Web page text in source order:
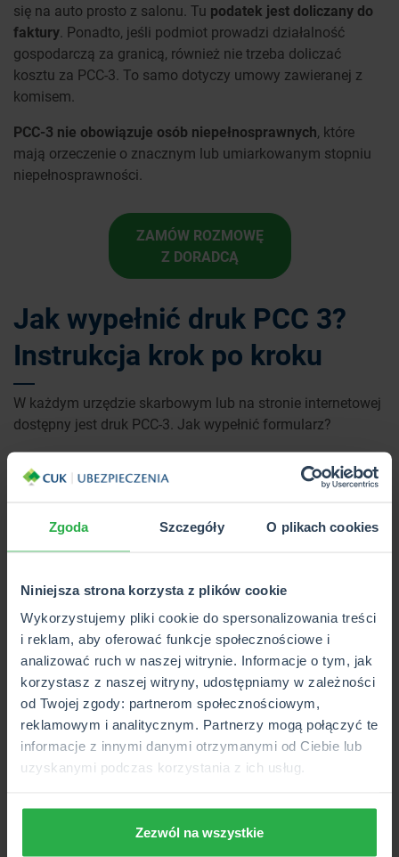
Zgoda Szczegóły O plikach cookies
Niniejsza strona korzysta z plików cookie
Wykorzystujemy pliki cookie do spersonalizowania treści
i reklam, aby oferować funkcje społecznościowe i
analizować ruch w naszej witrynie. Informacje o tym, jak
korzystasz z naszej witryny, udostępniamy w zależności
od Twojej zgody: partnerom społecznościowym,
reklamowym i analitycznym. Partnerzy mogą połączyć te
informacje z innymi danymi otrzymanymi od Ciebie lub
uzyskanymi podczas korzystania z ich usług.
Zezwól na wszystkie
się na auto prosto z salonu. Tu podatek jest doliczany do
faktury. Ponadto, jeśli podmiot prowadzi działalność
gospodarczą za granicą, również nie trzeba doliczać
kosztu za PCC-3. To samo dotyczy umowy zawieranej z
komisem.
PCC-3 nie obowiązuje osób niepełnosprawnych, które
mają orzeczenie o znacznym lub umiarkowanym stopniu
niepełnosprawności.
ZAMÓW ROZMOWĘ
Z DORADCĄ
Jak wypełnić druk PCC 3?
Instrukcja krok po kroku
W każdym urzędzie skarbowym lub na stronie internetowej
dostępny jest druk PCC-3. Jak wypełnić formularz?
dokonania czynności. Te są związane z umową kupna-
Część A. Miejsce i cel składania deklaracji
oraz zaznaczenie, jaki jest cel złożenia deklaracji.
Część B. Dane podatnika
Wymagane jest podanie imienia i nazwiska, daty urodzenia
oraz adresu zamieszkania.
Część C. Przedmiot opodatkowania i treść czynności
cywilnoprawnej
zależności od spisanej umowy czy też orzeczenia sądu. Do
tego trzeba zaznaczyć miejsce położenia lub działania
prawa majątkowego, a także dokonania czynności